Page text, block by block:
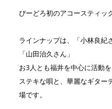
c
e
b
o
o
k
it
te
r
e
びーどろ初のアコースティッ
ラインナップは、「小林良紀
「山田治久さん」
お3人とも福井を中心に活動
ステキな唄と、華麗なギター
場です。